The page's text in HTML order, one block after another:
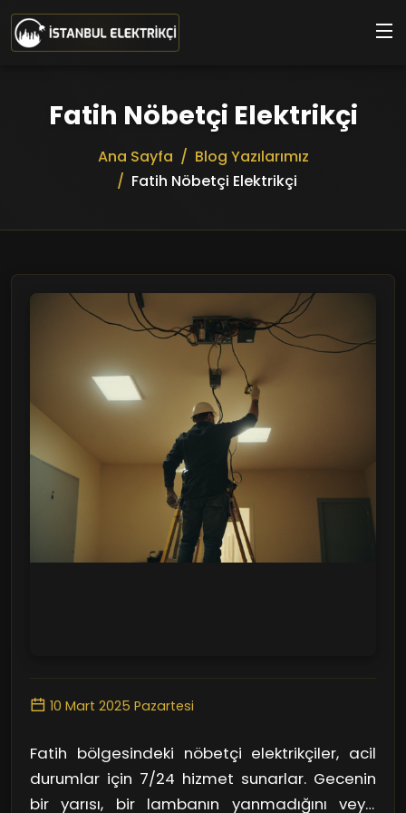
Ana içeriğe geç
Fatih Nöbetçi Elektrikçi
Ana Sayfa
Blog Yazılarımız
Fatih Nöbetçi Elektrikçi
10 Mart 2025 Pazartesi
Fatih bölgesindeki nöbetçi elektrikçiler, acil
durumlar için 7/24 hizmet sunarlar. Gecenin
bir yarısı, bir lambanın yanmadığını veya